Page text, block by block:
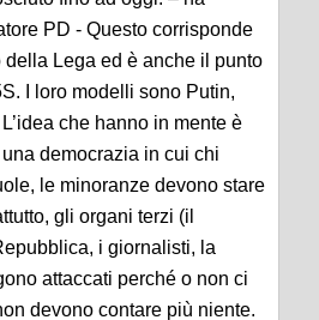
PD - Questo corrisponde
Lega ed è anche il punto
I loro modelli sono Putin,
che hanno in mente è
democrazia in cui chi
le minoranze devono stare
gli organi terzi (il
i giornalisti, la
attaccati perché o non ci
devono contare più niente.